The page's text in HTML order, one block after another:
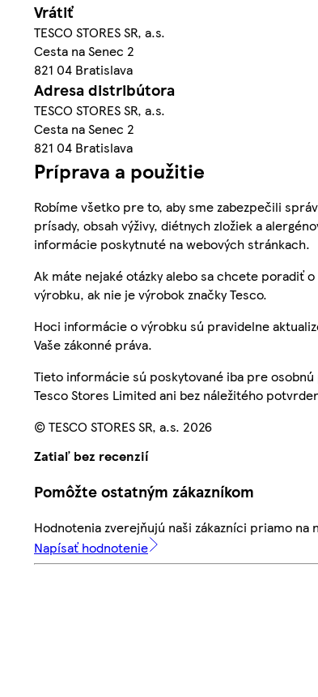
Vrátiť
TESCO STORES SR, a.s.
Cesta na Senec 2
821 04 Bratislava
Adresa distribútora
TESCO STORES SR, a.s.
Cesta na Senec 2
821 04 Bratislava
Príprava a použitie
Robíme všetko pre to, aby sme zabezpečili
prísady, obsah výživy, diétnych zložiek a
informácie poskytnuté na webových stránkach.
Ak máte nejaké otázky alebo sa chcete poradiť
výrobku, ak nie je výrobok značky Tesco.
Hoci informácie o výrobku sú pravidelne
Vaše zákonné práva.
Tieto informácie sú poskytované iba pre
Tesco Stores Limited ani bez náležitého
© TESCO STORES SR, a.s. 2026
Zatiaľ bez recenzií
Pomôžte ostatným zákazníkom
Hodnotenia zverejňujú naši zákazníci priamo
Napísať hodnotenie